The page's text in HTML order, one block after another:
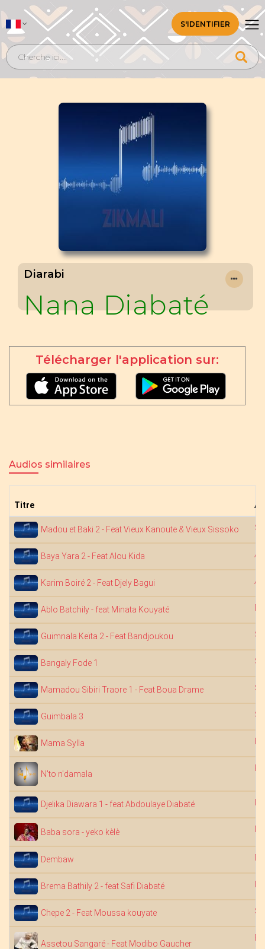
S'IDENTIFIER
Diarabi
Nana Diabaté
Télécharger l'application sur:
Audios similaires
Titre
Madou et Baki 2 - Feat Vieux Kanoute & Vieux Sissoko
Baya Yara 2 - Feat Alou Kida
Karim Boiré 2 - Feat Djely Bagui
Ablo Batchily - feat Minata Kouyaté
Guimnala Keïta 2 - Feat Bandjoukou
Bangaly Fode 1
Mamadou Sibiri Traore 1 - Feat Boua Drame
Guimbala 3
Mama Sylla
N'to n'damala
Djelika Diawara 1 - feat Abdoulaye Diabaté
Baba sora - yeko kèlè
Dembaw
Brema Bathily 2 - feat Safi Diabaté
Chepe 2 - Feat Moussa kouyate
Assetou Sangaré - Feat Modibo Gaucher